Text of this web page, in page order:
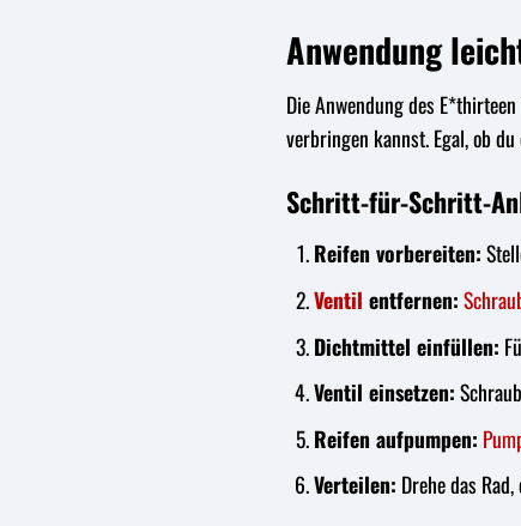
Anwendung
Die Anwendung des
verbringen kannst. Egal, ob
Schritt-für-Schritt-
Reifen vorbereiten:
Ventil entfernen:
Dichtmittel einfüllen:
Ventil einsetzen:
Reifen aufpumpen:
Verteilen: Drehe das